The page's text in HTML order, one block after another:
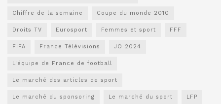
Chiffre de la semaine Coupe du monde 2010
Droits TV Eurosport Femmes et sport FFF
FIFA France Télévisions JO 2024
L'équipe de France de football
Le marché des articles de sport
Le marché du sponsoring Le marché du sport LFP